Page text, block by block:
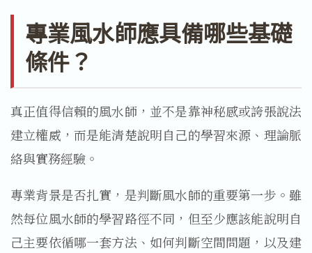
專業風水師應具備哪些基礎
條件？
真正值得信賴的風水師，並不是靠神秘感或誇張說法
建立權威，而是能清楚說明自己的學習來源、理論脈
絡與實務經驗。
專業背景是否扎實，是判斷風水師的重要第一步。雖
然每位風水師的學習路徑不同，但至少應該能說明自
己主要依循哪一套方法、如何判斷空間問題，以及建